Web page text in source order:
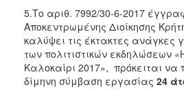
5.Το αριθ. 7992/30-6-2017
Αποκεντρωμένης Διοίκησης
καλύψει τις έκτακτες ανάγκες
των πολιτιστικών εκδηλώσεων
Καλοκαίρι 2017», πρόκειται να
δίμηνη σύμβαση εργασίας 24